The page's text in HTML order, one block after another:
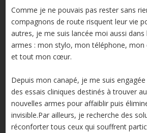
Comme je ne pouvais pas rester sans
compagnons de route risquent leur vie
autres, je me suis lancée moi aussi dans
armes : mon stylo, mon téléphone,
et tout mon cœur.
Depuis mon canapé, je me suis
des essais cliniques destinés à trouver
nouvelles armes pour affaiblir puis
invisible.Par ailleurs, je recherche des
réconforter tous ceux qui souffrent